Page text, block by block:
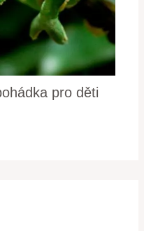
pro děti